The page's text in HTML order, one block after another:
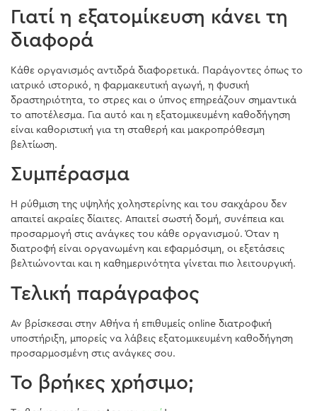
Γιατί η εξατομίκευση κάνει τη
διαφορά
Κάθε οργανισμός αντιδρά διαφορετικά. Παράγοντες όπως το
ιατρικό ιστορικό, η φαρμακευτική αγωγή, η φυσική
δραστηριότητα, το στρες και ο ύπνος επηρεάζουν σημαντικά
το αποτέλεσμα. Για αυτό και η εξατομικευμένη καθοδήγηση
είναι καθοριστική για τη σταθερή και μακροπρόθεσμη
βελτίωση.
Συμπέρασμα
Η ρύθμιση της υψηλής χοληστερίνης και του σακχάρου δεν
απαιτεί ακραίες δίαιτες. Απαιτεί σωστή δομή, συνέπεια και
προσαρμογή στις ανάγκες του κάθε οργανισμού. Όταν η
διατροφή είναι οργανωμένη και εφαρμόσιμη, οι εξετάσεις
βελτιώνονται και η καθημερινότητα γίνεται πιο λειτουργική.
Τελική παράγραφος
Αν βρίσκεσαι στην Αθήνα ή επιθυμείς online διατροφική
υποστήριξη, μπορείς να λάβεις εξατομικευμένη καθοδήγηση
προσαρμοσμένη στις ανάγκες σου.
Το βρήκες χρήσιμο;